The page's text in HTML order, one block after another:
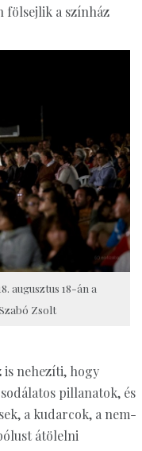
fölsejlik a színház
augusztus 18-án a
Zsolt
is nehezíti, hogy
pillanatok, és
a kudarcok, a nem-
átölelni